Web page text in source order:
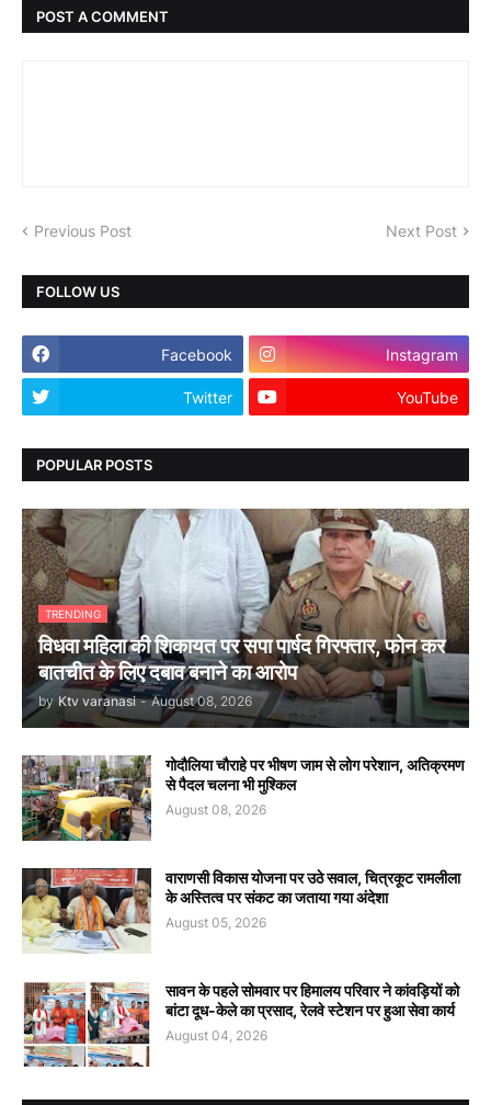
POST A COMMENT
Previous Post Next Post
FOLLOW US
Facebook Instagram
Twitter YouTube
POPULAR POSTS
TRENDING
विधवा महिला की शिकायत पर सपा पार्षद गिरफ्तार, फोन कर
बातचीत के लिए दबाव बनाने का आरोप
by Ktv varanasi - August 08, 2026
गोदौलिया चौराहे पर भीषण जाम से लोग परेशान, अतिक्रमण
से पैदल चलना भी मुश्किल
August 08, 2026
वाराणसी विकास योजना पर उठे सवाल, चित्रकूट रामलीला
के अस्तित्व पर संकट का जताया गया अंदेशा
August 05, 2026
सावन के पहले सोमवार पर हिमालय परिवार ने कांवड़ियों को
बांटा दूध-केले का प्रसाद, रेलवे स्टेशन पर हुआ सेवा कार्य
August 04, 2026